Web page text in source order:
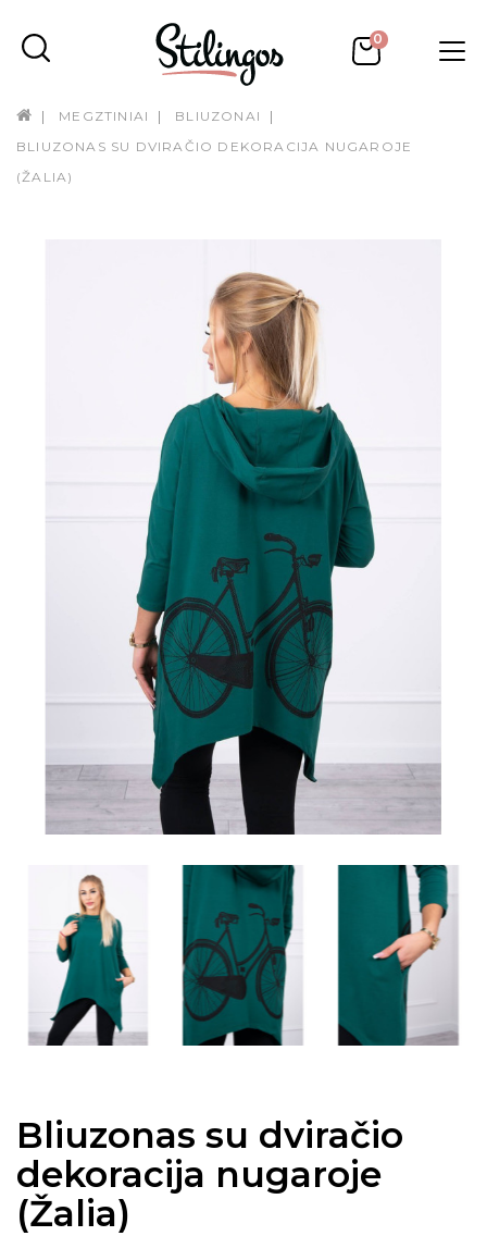
0
MEGZTINIAI
BLIUZONAI
BLIUZONAS SU DVIRAČIO DEKORACIJA NUGAROJE
(ŽALIA)
Bliuzonas su dviračio
dekoracija nugaroje
(Žalia)